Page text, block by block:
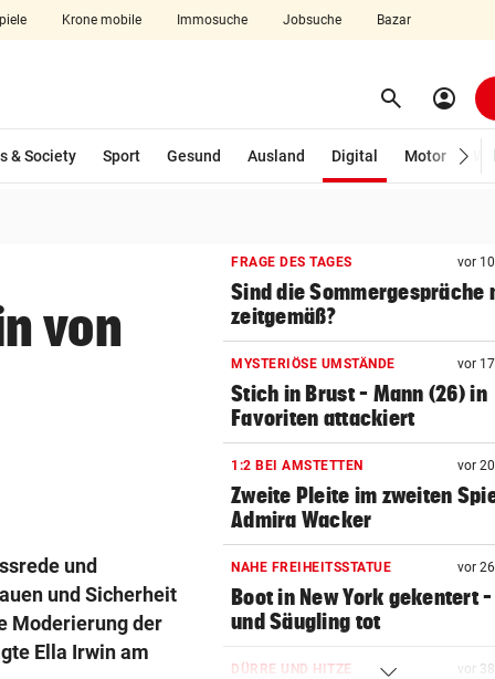
Krone mobile Immosuche Jobsuche Bazar
aufklappen search Suchen
account_circle
& Society Sport Gesund Ausland Digital
Motor
von
und
und Sicherheit
Moderierung der
Ella Irwin am
FRAGE DES TAGES vor
Sind die Sommergespräche
zeitgemäß?
MYSTERIÖSE UMSTÄNDE vor
Stich in Brust – Mann (26) in
Favoriten attackiert
1:2 BEI AMSTETTEN vor
Zweite Pleite im zweiten
Admira Wacker
NAHE FREIHEITSSTATUE vor
Boot in New York gekentert
und Säugling tot
DÜRRE UND HITZE vor